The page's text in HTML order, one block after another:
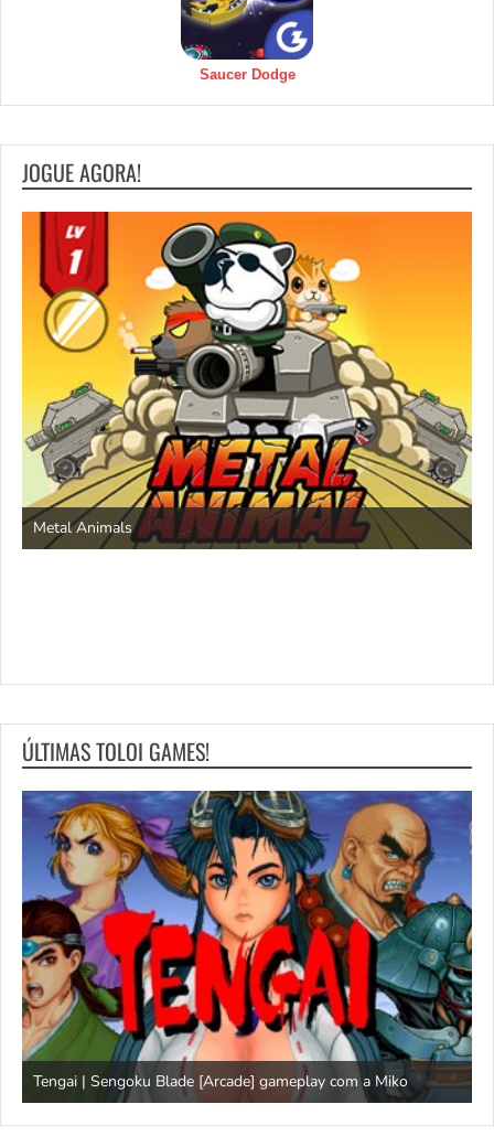
Saucer Dodge
JOGUE AGORA!
Metal Animals
ÚLTIMAS TOLOI GAMES!
Tengai | Sengoku Blade [Arcade] gameplay com a Miko